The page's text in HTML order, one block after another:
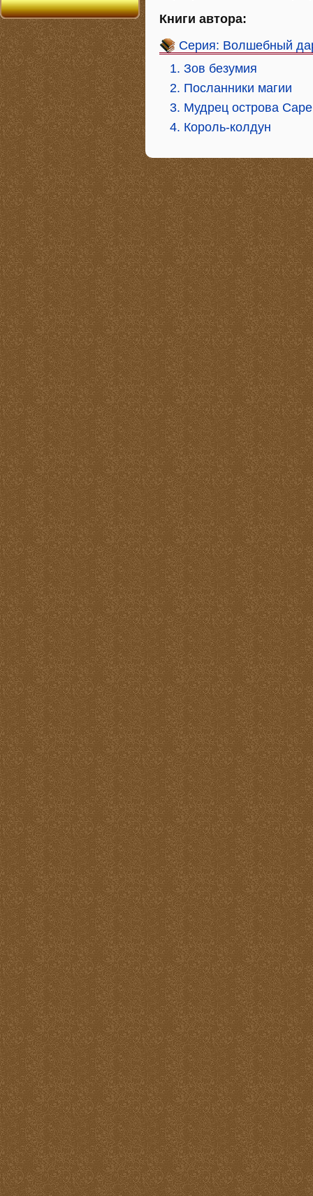
Книги автора:
Серия: Волшебный
1. Зов безумия
2. Посланники магии
3. Мудрец острова Саре
4. Король-колдун